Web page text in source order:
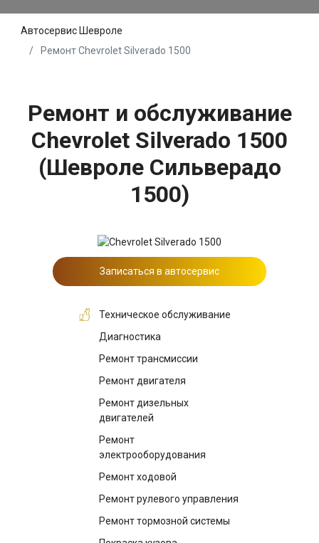
Автосервис Шевроле
Ремонт Chevrolet Silverado 1500
Ремонт и обслуживание
Chevrolet Silverado 1500
(Шевроле Сильверадо
1500)
Записаться в автосервис
Техническое обслуживание
Диагностика
Ремонт трансмиссии
Ремонт двигателя
Ремонт дизельных
двигателей
Ремонт
электрооборудования
Ремонт ходовой
Ремонт рулевого управления
Ремонт тормозной системы